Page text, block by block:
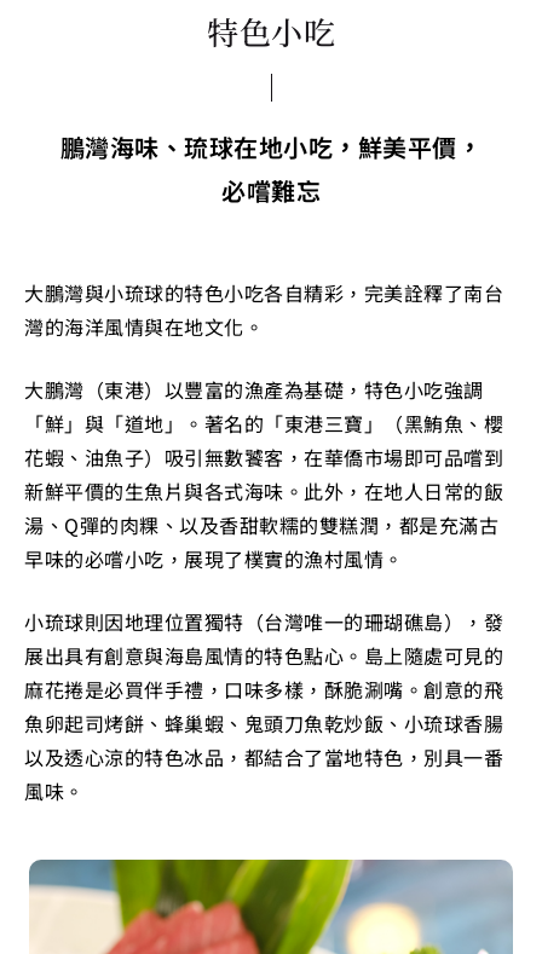
特色小吃
鵬灣海味、琉球在地小吃，鮮美平價，
必嚐難忘
大鵬灣與小琉球的特色小吃各自精彩，完美詮釋了南台
灣的海洋風情與在地文化。
大鵬灣（東港）以豐富的漁產為基礎，特色小吃強調
「鮮」與「道地」。著名的「東港三寶」（黑鮪魚、櫻
花蝦、油魚子）吸引無數饕客，在華僑市場即可品嚐到
新鮮平價的生魚片與各式海味。此外，在地人日常的飯
湯、Q彈的肉粿、以及香甜軟糯的雙糕潤，都是充滿古
早味的必嚐小吃，展現了樸實的漁村風情。
小琉球則因地理位置獨特（台灣唯一的珊瑚礁島），發
展出具有創意與海島風情的特色點心。島上隨處可見的
麻花捲是必買伴手禮，口味多樣，酥脆涮嘴。創意的飛
魚卵起司烤餅、蜂巢蝦、鬼頭刀魚乾炒飯、小琉球香腸
以及透心涼的特色冰品，都結合了當地特色，別具一番
風味。